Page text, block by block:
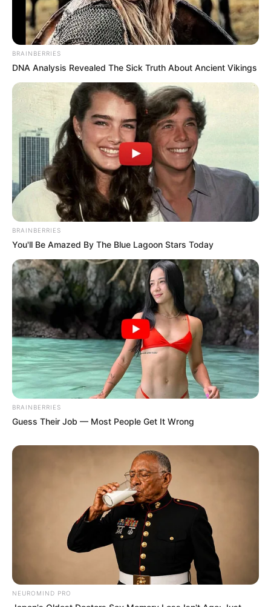
BRAINBERRIES
DNA Analysis Revealed The Sick Truth About Ancient Vikings
BRAINBERRIES
You'll Be Amazed By The Blue Lagoon Stars Today
BRAINBERRIES
Guess Their Job — Most People Get It Wrong
NEUROMIND PRO